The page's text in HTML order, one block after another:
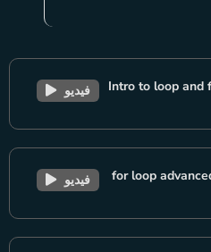
Intro to loop and فيديو
for loop فيديو